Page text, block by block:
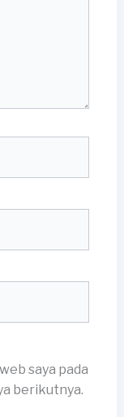
saya pada
berikutnya.